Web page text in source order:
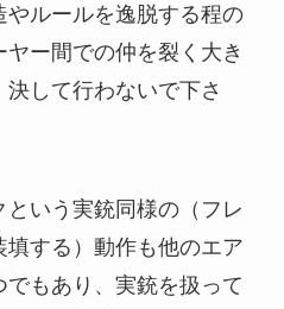
ルールを逸脱する程の
ー間での仲を裂く大き
して行わないで下さ
いう実銃同様の（フレ
する）動作も他のエア
もあり、実銃を扱って